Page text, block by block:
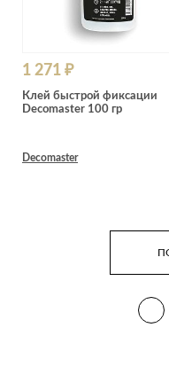
1 271 ₽
Клей быстрой фиксации
Decomaster 100 гр
Decomaster